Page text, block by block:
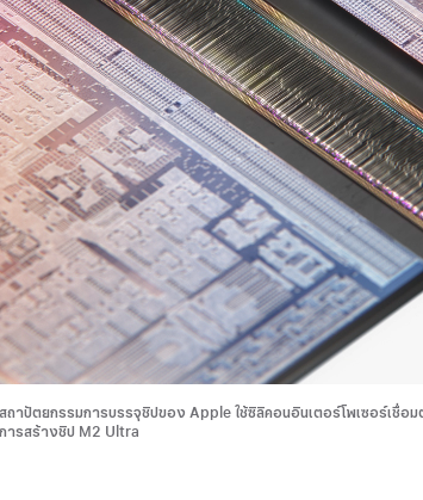
ถาปัตยกรรมการบรรจุชิปของ Apple ใช้ซิลิคอนอินเตอร์โพเซอร์เชื่อ
ารสร้างชิป M2 Ultra